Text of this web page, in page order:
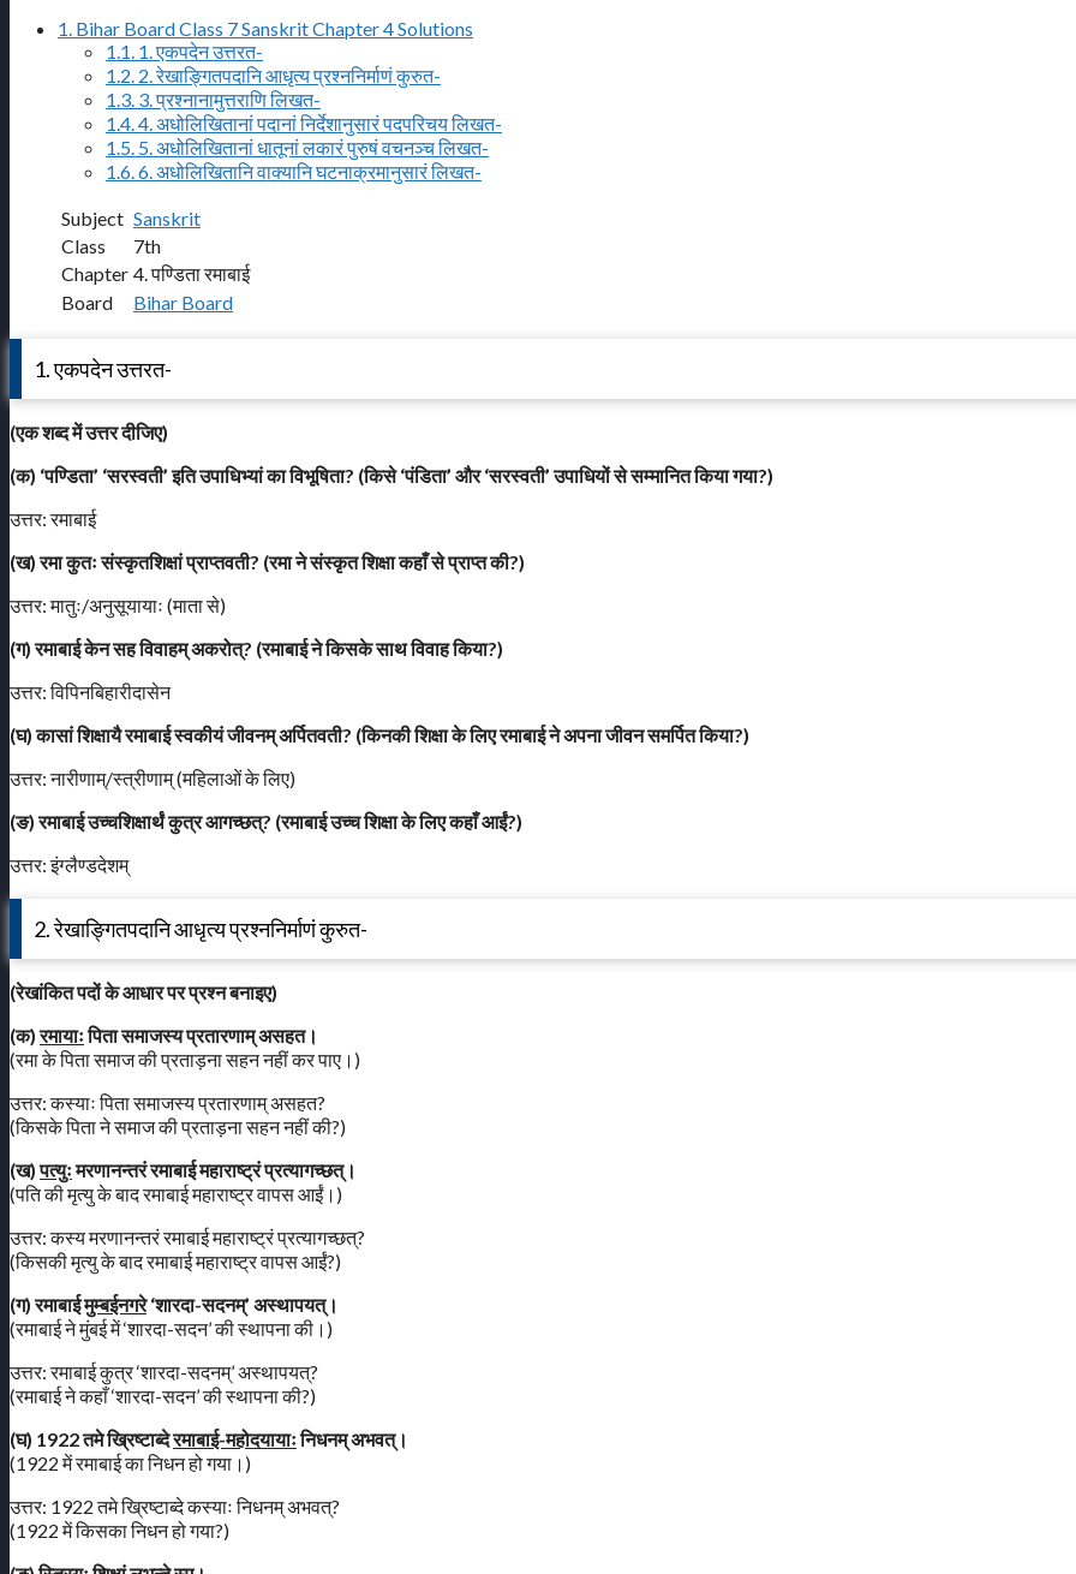
1. Bihar Board Class 7 Sanskrit Chapter 4 Solutions
1.1. 1. एकपदेन उत्तरत-
1.2. 2. रेखाङ्गितपदानि आधृत्य प्रश्ननिर्माणं कुरुत-
1.3. 3. प्रश्नानामुत्तराणि लिखत-
1.4.4. अधोलिखितानां पदानां निर्देशानुसारं पदपरिचय लिखत-
1.5. 5. अधोलिखितानां धातूनां लकारं पुरुषं वचनञ्च लिखत-
1.6.6. अधोलिखितानि वाक्यानि घटनाक्रमानुसारं लिखत-
Subject Sanskrit
Class
7th
Chapter 4. पण्डिता रमाबाई
Board
Bihar Board
1. एकपदेन उत्तरत-
(एक शब्द में उत्तर दीजिए)
(क) ‘पण्डिता’ ‘सरस्वती’ इति उपाधिभ्यां का विभूषिता? (किसे ‘पंडिता’ और ‘सरस्वती’ उपाधियों से सम्मानित किया गया?)
उत्तर: रमाबाई
(ख) रमा कुतः संस्कृतशिक्षां प्राप्तवती? (रमा ने संस्कृत शिक्षा कहाँ से प्राप्त की?)
उत्तर: मातुः/अनुसूयायाः (माता से)
(ग) रमाबाई केन सह विवाहम् अकरोत्? (रमाबाई ने किसके साथ विवाह किया?)
उत्तर: विपिनबिहारीदासेन
(घ) कासां शिक्षायै रमाबाई स्वकीयं जीवनम् अर्पितवती? (किनकी शिक्षा के लिए रमाबाई ने अपना जीवन समर्पित किया?)
उत्तर: नारीणाम्/स्त्रीणाम् (महिलाओं के लिए)
(ङ) रमाबाई उच्चशिक्षार्थं कुत्र आगच्छत्? (रमाबाई उच्च शिक्षा के लिए कहाँ आईं?)
उत्तर: इंग्लैण्डदेशम्
2. रेखाङ्गितपदानि आधृत्य प्रश्ननिर्माणं कुरुत-
(रेखांकित पदों के आधार पर प्रश्न बनाइए)
(क)रमायाःपिता समाजस्य प्रतारणाम् असहत।
(रमा के पिता समाज की प्रताड़ना सहन नहीं कर पाए।)
उत्तर: कस्याः पिता समाजस्य प्रतारणाम् असहत?
(किसके पिता ने समाज की प्रताड़ना सहन नहीं की?)
(ख)पत्युःमरणानन्तरं रमाबाई महाराष्ट्रं प्रत्यागच्छत्।
(पति की मृत्यु के बाद रमाबाई महाराष्ट्र वापस आईं।)
उत्तर: कस्य मरणानन्तरं रमाबाई महाराष्ट्रं प्रत्यागच्छत्?
(किसकी मृत्यु के बाद रमाबाई महाराष्ट्र वापस आईं?)
(ग) रमाबाईमुम्बईनगरे‘शारदा-सदनम्’ अस्थापयत्।
(रमाबाई ने मुंबई में ‘शारदा-सदन’ की स्थापना की।)
उत्तर: रमाबाई कुत्र ‘शारदा-सदनम्’ अस्थापयत्?
(रमाबाई ने कहाँ ‘शारदा-सदन’ की स्थापना की?)
(घ) 1922 तमे ख्रिष्टाब्देरमाबाई-महोदयायाःनिधनम् अभवत्।
(1922 में रमाबाई का निधन हो गया।)
उत्तर: 1922 तमे ख्रिष्टाब्दे कस्याः निधनम् अभवत्?
(1922 में किसका निधन हो गया?)